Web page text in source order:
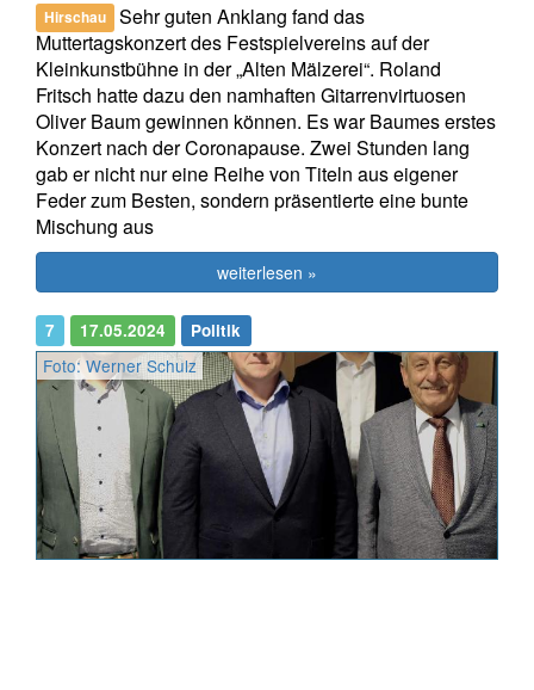
Hirschau
Sehr guten Anklang fand das
Muttertagskonzert des Festspielvereins auf der
Kleinkunstbühne in der „Alten Mälzerei“. Roland
Fritsch hatte dazu den namhaften Gitarrenvirtuosen
Oliver Baum gewinnen können. Es war Baumes erstes
Konzert nach der Coronapause. Zwei Stunden lang
gab er nicht nur eine Reihe von Titeln aus eigener
Feder zum Besten, sondern präsentierte eine bunte
Mischung aus
weiterlesen »
7 17.05.2024 Politik
Foto: Werner Schulz